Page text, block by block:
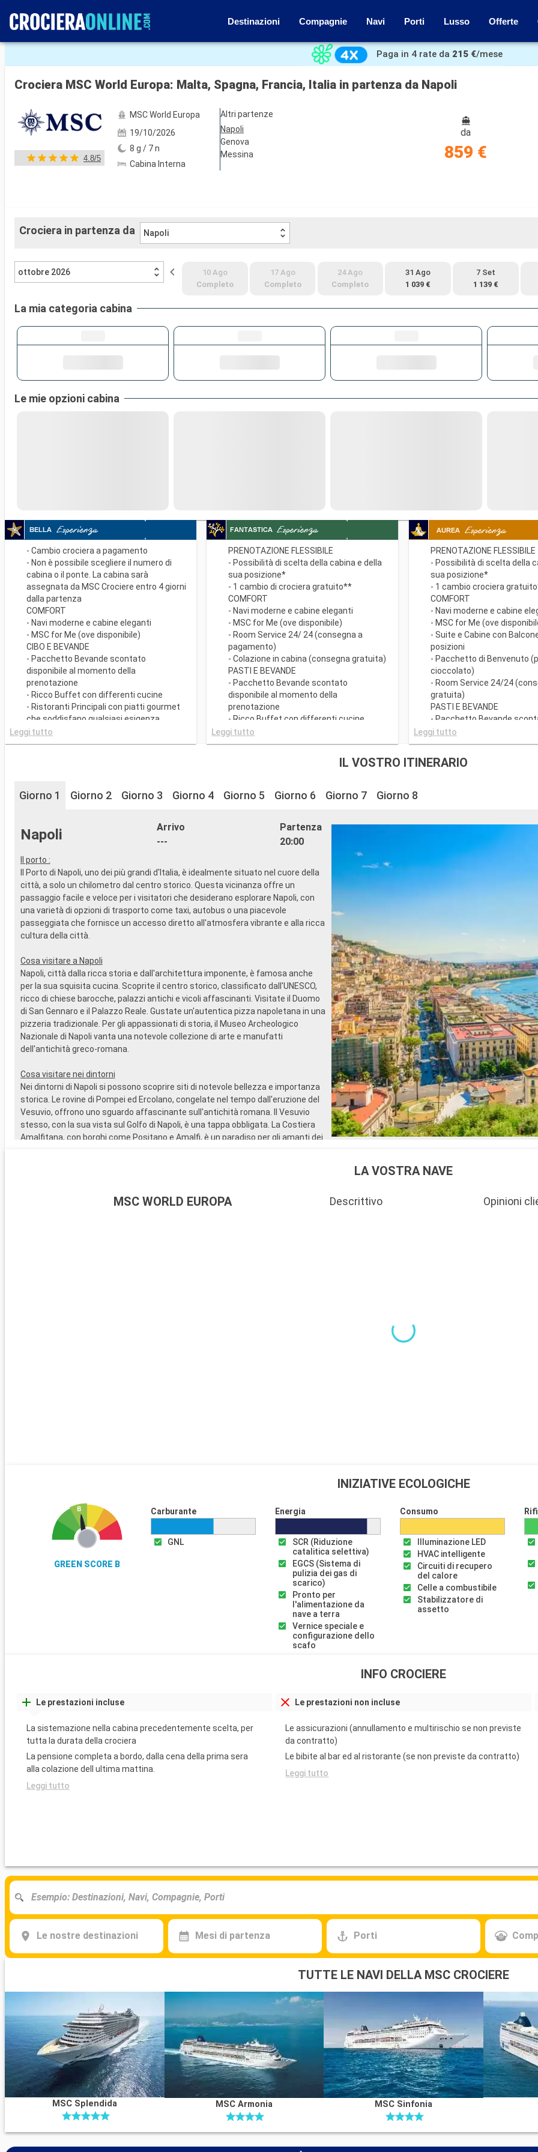
Destinazioni Compagnie Navi Porti Lusso Offerte
Mostra le altre 117 foto
Paga in 4 rate da 215 €/mese
Crociera MSC World Europa: Malta, Spagna, Francia, Italia in partenza da Napoli
4.8/5
MSC World Europa
19/10/2026
8 g / 7 n
Cabina Interna
Altri partenze
Napoli
Genova
Messina
da
859 €
Crociera in partenza da Napoli
ottobre 2026
10 Ago
Completo
17 Ago
Completo
24 Ago
Completo
31 Ago
1 039 €
7 Set
1 139 €
La mia categoria cabina
Le mie opzioni cabina
- Cambio crociera a pagamento
- Non è possibile scegliere il numero di
cabina o il ponte. La cabina sarà
assegnata da MSC Crociere entro 4 giorni
dalla partenza
COMFORT
- Navi moderne e cabine eleganti
- MSC for Me (ove disponibile)
CIBO E BEVANDE
- Pacchetto Bevande scontato
disponibile al momento della
prenotazione
- Ricco Buffet con differenti cucine
- Ristoranti Principali con piatti gourmet
che soddisfano qualsiasi esigenza
dietetica
SPORT E INTRATTENIMENTO
- Strutture sportive all'aperto
- Attività di intrattenimento per adulti e
bambini
SERVIZI
- Personale qualificato e multilingua
ALTRI PRIVILEGI
- Punti MSC Voyagers Club
Leggi tutto
PRENOTAZIONE FLESSIBILE
- Possibilità di scelta della cabina e della
sua posizione*
- 1 cambio di crociera gratuito**
COMFORT
- Navi moderne e cabine eleganti
- MSC for Me (ove disponibile)
- Room Service 24/ 24 (consegna a
pagamento)
- Colazione in cabina (consegna gratuita)
PASTI E BEVANDE
- Pacchetto Bevande scontato
disponibile al momento della
prenotazione
- Ricco Buffet con differenti cucine
- Ristoranti Principali con piatti gourmet
che soddisfano qualsiasi esigenza
- Possibilità di richiedere il turno preferito
- 20% di sconto su un Pacchetto
- Ricco programma di spettacoli teatrali
in stile Broadway
- Palestra perfettamente attrezzata con
vista panoramica
- Attività di intrattenimento per adulti e
bambini
- Attività ricreative per bambini
- Personale qualificato e multilingue
- Punti MSC Voyagers Club
Leggi tutto
PRENOTAZIONE FLESSIBILE
- Possibilità di scelta della
sua posizione*
- 1 cambio crociera
COMFORT
- Navi moderne e cabine
- MSC for Me (ove
- Suite e Cabine con
posizioni
- Pacchetto di Benvenuto
cioccolato)
- Room Service 24/24
gratuita)
PASTI E BEVANDE
- Pacchetto Bevande
disponibile al momento della
prenotazione
- Ristoranti Principali con
- 20% di sconto su un
Ristoranti Tematici
SPORT E INTRATTENIMENTO
- Palestra perfettamente
- Attività di
- ** Attività ricreative per
RELAX E BENESSERE
- Accesso libero al Top
Solarium
- Dotazioni per il relax in
(compresi accappatoio e
- Menù cuscini
- Accesso all'Area Termale
adulti)
- 40% di sconto su un
selezionato acquistato
partenza della crociera
- 10% di sconto su tutti i
acquistati a bordo
SERVIZI
- Personale qualificato e
ALTRI PRIVILEGI
Leggi tutto
IL VOSTRO ITINERARIO
Giorno 1 Giorno 2 Giorno 3 Giorno 4 Giorno 5 Giorno 6 Giorno 7 Giorno 8
Napoli
Arrivo
---
Partenza
20:00
Il porto :
Il Porto di Napoli, uno dei più grandi d'Italia, è idealmente situato nel cuore della
città, a solo un chilometro dal centro storico. Questa vicinanza offre un
passaggio facile e veloce per i visitatori che desiderano esplorare Napoli, con
una varietà di opzioni di trasporto come taxi, autobus o una piacevole
passeggiata che fornisce un accesso diretto all'atmosfera vibrante e alla ricca
cultura della città.
Cosa visitare a Napoli
Napoli, città dalla ricca storia e dall'architettura imponente, è famosa anche
per la sua squisita cucina. Scoprite il centro storico, classificato dall'UNESCO,
ricco di chiese barocche, palazzi antichi e vicoli affascinanti. Visitate il Duomo
di San Gennaro e il Palazzo Reale. Gustate un'autentica pizza napoletana in una
pizzeria tradizionale. Per gli appassionati di storia, il Museo Archeologico
Nazionale di Napoli vanta una notevole collezione di arte e manufatti
dell'antichità greco-romana.
Cosa visitare nei dintorni
Nei dintorni di Napoli si possono scoprire siti di notevole bellezza e importanza
storica. Le rovine di Pompei ed Ercolano, congelate nel tempo dall'eruzione del
Vesuvio, offrono uno sguardo affascinante sull'antichità romana. Il Vesuvio
stesso, con la sua vista sul Golfo di Napoli, è una tappa obbligata. La Costiera
Amalfitana, con borghi come Positano e Amalfi, è un paradiso per gli amanti dei
LA VOSTRA NAVE
MSC WORLD EUROPA Descrittivo Opinioni
INIZIATIVE ECOLOGICHE
GREEN SCORE B
Carburante
GNL
Energia
SCR (Riduzione
catalitica selettiva)
EGCS (Sistema di
pulizia dei gas di
scarico)
Pronto per
l'alimentazione da
nave a terra
Vernice speciale e
configurazione dello
scafo
Consumo
Illuminazione LED
HVAC intelligente
Circuiti di recupero
del calore
Celle a combustibile
Stabilizzatore di
assetto
INFO CROCIERE
Le prestazioni incluse
La sistemazione nella cabina precedentemente scelta, per
tutta la durata della crociera
La pensione completa a bordo, dalla cena della prima sera
alla colazione dell ultima mattina.
Leggi tutto
Le prestazioni non incluse
Le assicurazioni (annullamento e multirischio se non previste
da contratto)
Le bibite al bar ed al ristorante (se non previste da contratto)
Leggi tutto
Le nostre destinazioni Mesi di partenza Porti
TUTTE LE NAVI DELLA MSC CROCIERE
MSC Splendida MSC Armonia MSC Sinfonia